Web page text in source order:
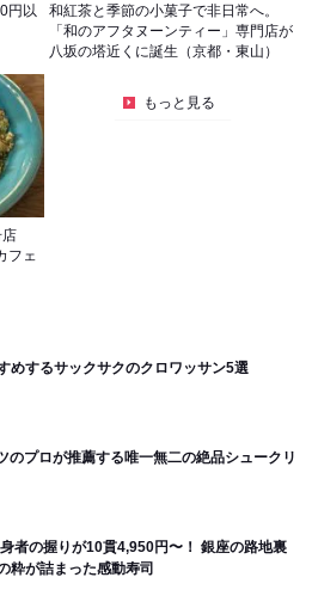
円以
和紅茶と季節の小菓子で非日常へ。
「和のアフタヌーンティー」専門店が
八坂の塔近くに誕生（京都・東山）
店
フェ
もっと見る
めするサックサクのクロワッサン5選
のプロが推薦する唯一無二の絶品シュークリ
身者の握りが10貫4,950円〜！ 銀座の路地裏
粋が詰まった感動寿司